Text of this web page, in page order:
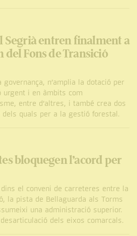
Segrià entren finalment a
Fons de Transició
n’amplia la dotació per
urgent i en àmbits com
entre d’altres, i també crea dos
dels quals per a la gestió forestal.
bloquegen l’acord per
el conveni de carreteres entre la
la pista de Bellaguarda als Torms
una administració superior.
dels eixos comarcals.